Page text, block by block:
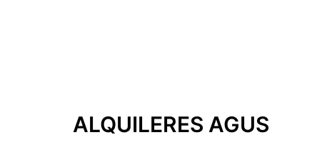
ALQUILERES AGUS